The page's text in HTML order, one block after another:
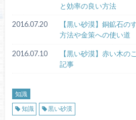
と効率の良い方法
2016.07.20
【黒い砂漠】銅鉱石の
方法や金策への使い道
2016.07.10
【黒い砂漠】赤い木の
記事
知識
知識
黒い砂漠